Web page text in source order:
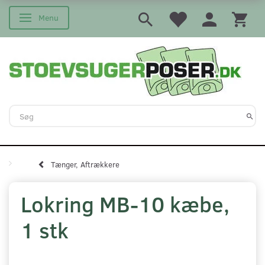
Skifte navigation
Menu
Tænger, Aftrækkere
Lokring MB-10 kæbe,
1 stk